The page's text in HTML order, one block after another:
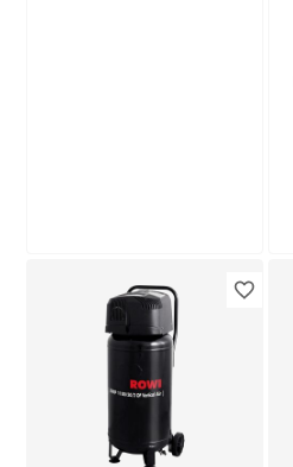
Pelletofen 'Puro'
Stahl 6 kW
859, 00€